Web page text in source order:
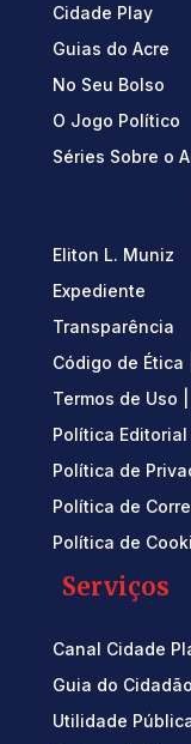
Cidade Play
Guias do Acre
No Seu Bolso
O Jogo Político
Séries Sobre o
Eliton L. Muniz
Expediente
Transparência
Código de Ética
Termos de Uso
Política Editorial
Política de
Política de
Política de
Serviços
Canal Cidade
Guia do
Utilidade